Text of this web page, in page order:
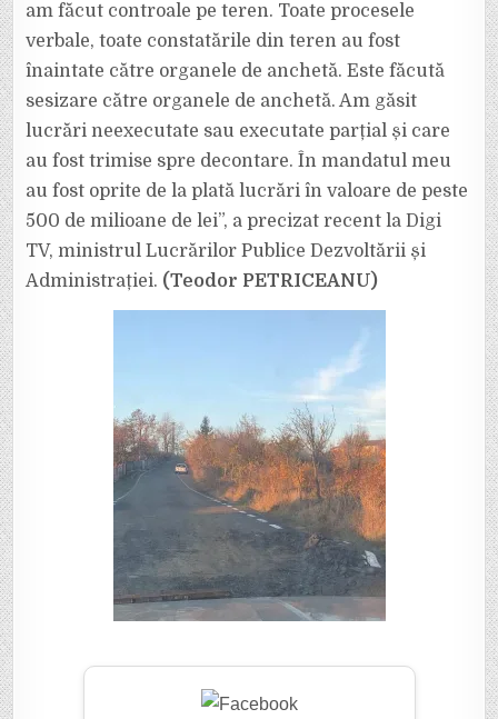
am făcut controale pe teren. Toate procesele
verbale, toate constatările din teren au fost
înaintate către organele de anchetă. Este făcută
sesizare către organele de anchetă. Am găsit
lucrări neexecutate sau executate parțial și care
au fost trimise spre decontare. În mandatul meu
au fost oprite de la plată lucrări în valoare de peste
500 de milioane de lei”, a precizat recent la Digi
TV, ministrul Lucrărilor Publice Dezvoltării și
Administrației. (Teodor PETRICEANU)